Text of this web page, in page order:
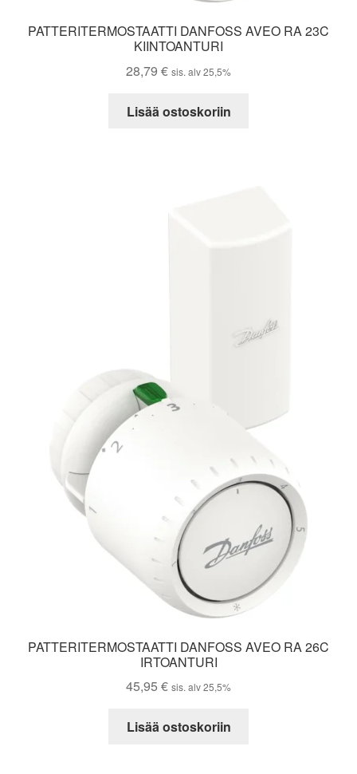
PATTERITERMOSTAATTI DANFOSS AVEO RA 23C
KIINTOANTURI
28,79 € sis. alv 25,5%
Lisää ostoskoriin
PATTERITERMOSTAATTI DANFOSS AVEO RA 26C
IRTOANTURI
45,95 € sis. alv 25,5%
Lisää ostoskoriin